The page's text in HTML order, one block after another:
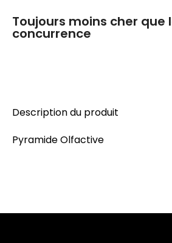
Toujours moins cher que
concurrence
Description du produit
Pyramide Olfactive